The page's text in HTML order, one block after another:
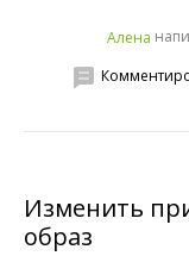
Алена
Изменить
образ